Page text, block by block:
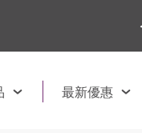
最新優惠